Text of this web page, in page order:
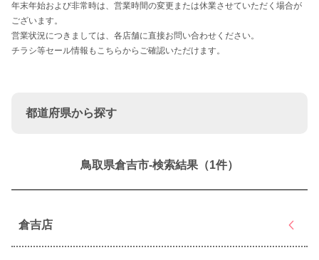
年末年始および非常時は、営業時間の変更または休業させていただく場合が
ございます。
営業状況につきましては、各店舗に直接お問い合わせください。
チラシ等セール情報もこちらからご確認いただけます。
都道府県から探す
鳥取県倉吉市-検索結果（1件）
倉吉店